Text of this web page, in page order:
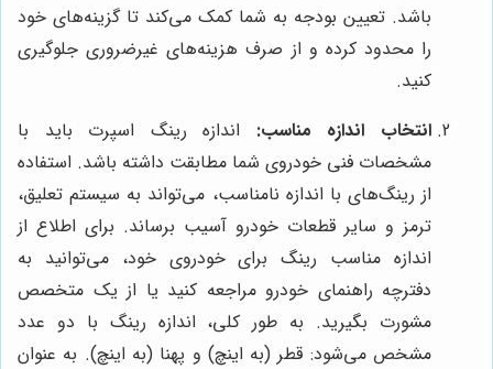
باشد. تعیین بودجه به شما کمک می‌کند تا گزینه‌های خود
را محدود کرده و از صرف هزینه‌های غیرضروری جلوگیری
کنید.
انتخاب اندازه مناسب: اندازه رینگ اسپرت باید با
مشخصات فنی خودروی شما مطابقت داشته باشد. استفاده
از رینگ‌های با اندازه نامناسب، می‌تواند به سیستم تعلیق،
ترمز و سایر قطعات خودرو آسیب برساند. برای اطلاع از
اندازه مناسب رینگ برای خودروی خود، می‌توانید به
دفترچه راهنمای خودرو مراجعه کنید یا از یک متخصص
مشورت بگیرید. به طور کلی، اندازه رینگ با دو عدد
مشخص می‌شود: قطر (به اینچ) و پهنا (به اینچ). به عنوان